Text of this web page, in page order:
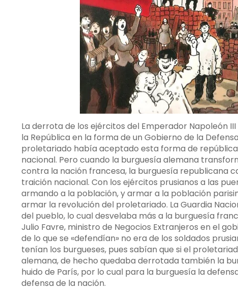
La derrota de los ejércitos del Emperador Napoleón
la República en la forma de un Gobierno de la
proletariado había aceptado esta forma de
nacional. Pero cuando la burguesía alemana
contra la nación francesa, la burguesía republicana
traición nacional. Con los ejércitos prusianos a las
armando a la población, y armar a la población
armar la revolución del proletariado. La Guardia
del pueblo, lo cual desvelaba más a la burguesía
Julio Favre, ministro de Negocios Extranjeros en el
de lo que se «defendían» no era de los soldados
tenían los burgueses, pues sabían que si el
alemana, de hecho quedaba derrotada también la
huido de París, por lo cual para la burguesía la
defensa de la nación.